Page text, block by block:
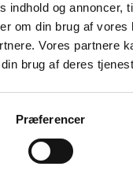
indhold og
om din brug af
Vores partnere
brug af deres
Præferencer
SASHA – Røget